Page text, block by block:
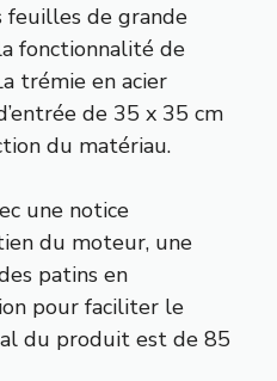
feuilles de grande
fonctionnalité de
trémie en acier
de 35 x 35 cm
du matériau.
une notice
du moteur, une
patins en
pour faciliter le
du produit est de 85